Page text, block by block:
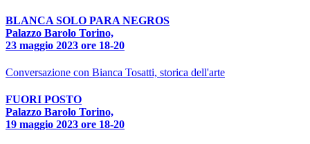
BLANCA SOLO PARA NEGROS
Palazzo Barolo Torino,
23 maggio 2023 ore 18-20
Conversazione con Bianca Tosatti, storica dell'arte
FUORI POSTO
Palazzo Barolo Torino,
19 maggio 2023 ore 18-20